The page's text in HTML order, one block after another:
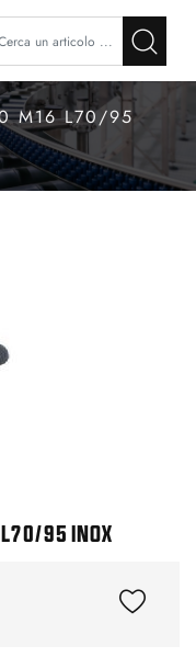
M16 L70/95
L70/95 INOX